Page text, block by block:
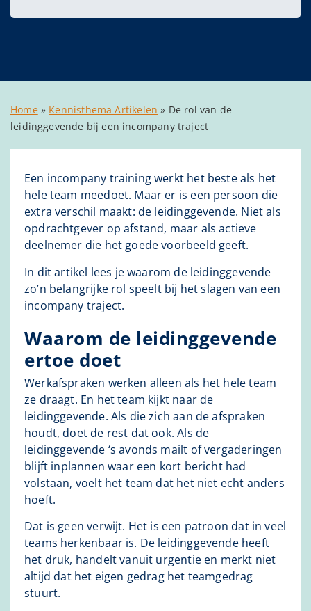
Home» Kennisthema Artikelen » De rol van de
leidinggevende bij een incompany traject
Een incompany training werkt het beste als het
hele team meedoet. Maar er is een persoon die
extra verschil maakt: de leidinggevende. Niet als
opdrachtgever op afstand, maar als actieve
deelnemer die het goede voorbeeld geeft.
In dit artikel lees je waarom de leidinggevende
zo’n belangrijke rol speelt bij het slagen van een
incompany traject.
Waarom de leidinggevende
ertoe doet
Werkafspraken werken alleen als het hele team
ze draagt. En het team kijkt naar de
leidinggevende. Als die zich aan de afspraken
houdt, doet de rest dat ook. Als de
leidinggevende ‘s avonds mailt of vergaderingen
blijft inplannen waar een kort bericht had
volstaan, voelt het team dat het niet echt anders
hoeft.
Dat is geen verwijt. Het is een patroon dat in veel
teams herkenbaar is. De leidinggevende heeft
het druk, handelt vanuit urgentie en merkt niet
altijd dat het eigen gedrag het teamgedrag
stuurt.